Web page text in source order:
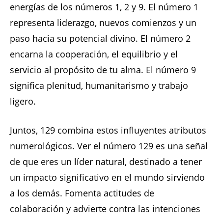
energías de los números 1, 2 y 9. El número 1
representa liderazgo, nuevos comienzos y un
paso hacia su potencial divino. El número 2
encarna la cooperación, el equilibrio y el
servicio al propósito de tu alma. El número 9
significa plenitud, humanitarismo y trabajo
ligero.
Juntos, 129 combina estos influyentes atributos
numerológicos. Ver el número 129 es una señal
de que eres un líder natural, destinado a tener
un impacto significativo en el mundo sirviendo
a los demás. Fomenta actitudes de
colaboración y advierte contra las intenciones